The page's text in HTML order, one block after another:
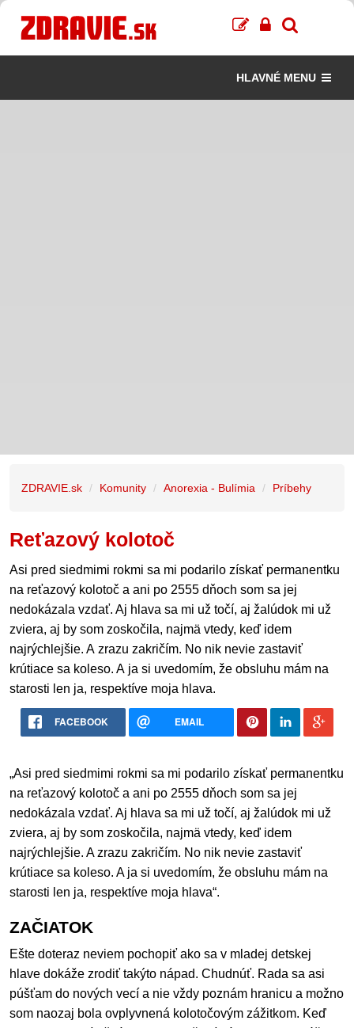
HLAVNÉ MENU
ZDRAVIE.sk Komunity Anorexia - Bulímia Príbehy
Reťazový kolotoč
Asi pred siedmimi rokmi sa mi podarilo získať permanentku
na reťazový kolotoč a ani po 2555 dňoch som sa jej
nedokázala vzdať. Aj hlava sa mi už točí, aj žalúdok mi už
zviera, aj by som zoskočila, najmä vtedy, keď idem
najrýchlejšie. A zrazu zakričím. No nik nevie zastaviť
krútiace sa koleso. A ja si uvedomím, že obsluhu mám na
starosti len ja, respektíve moja hlava.
FACEBOOK EMAIL
„Asi pred siedmimi rokmi sa mi podarilo získať permanentku
na reťazový kolotoč a ani po 2555 dňoch som sa jej
nedokázala vzdať. Aj hlava sa mi už točí, aj žalúdok mi už
zviera, aj by som zoskočila, najmä vtedy, keď idem
najrýchlejšie. A zrazu zakričím. No nik nevie zastaviť
krútiace sa koleso. A ja si uvedomím, že obsluhu mám na
starosti len ja, respektíve moja hlava“.
ZAČIATOK
Ešte doteraz neviem pochopiť ako sa v mladej detskej
hlave dokáže zrodiť takýto nápad. Chudnúť. Rada sa asi
púšťam do nových vecí a nie vždy poznám hranicu a možno
som naozaj bola ovplyvnená kolotočovým zážitkom. Keď